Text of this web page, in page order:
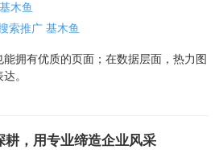
基木鱼
索推广 基木鱼
拥有优质的页面；在数据层面，热力图
。
耕，用专业缔造企业风采